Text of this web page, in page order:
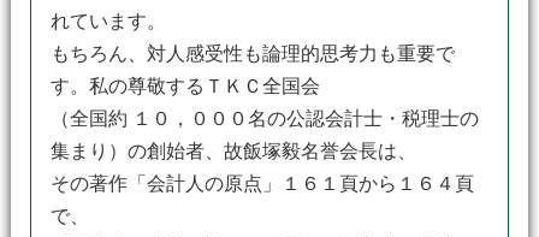
れています。
もちろん、対人感受性も論理的思考力も重要で
す。私の尊敬するＴＫＣ全国会
（全国約 １０，０００名の公認会計士・税理士の
集まり）の創始者、故飯塚毅名誉会長は、
その著作「会計人の原点」１６１頁から１６４頁
で、